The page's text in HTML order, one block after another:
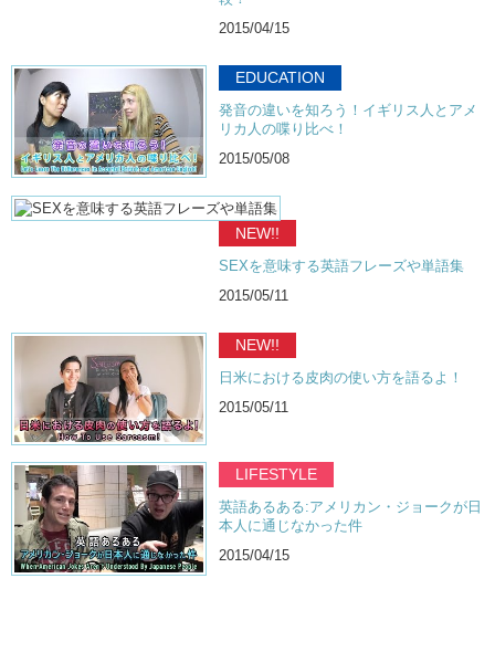
2015/04/15
EDUCATION
発音の違いを知ろう！イギリス人とアメ
リカ人の喋り比べ！
2015/05/08
NEW!!
SEXを意味する英語フレーズや単語集
2015/05/11
NEW!!
日米における皮肉の使い方を語るよ！
2015/05/11
LIFESTYLE
英語あるある:アメリカン・ジョークが日
本人に通じなかった件
2015/04/15